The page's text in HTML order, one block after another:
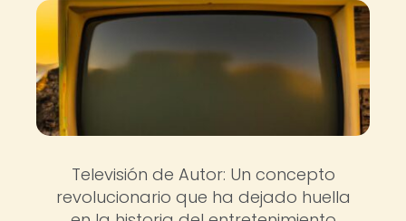
Televisión de Autor: Un concepto
revolucionario que ha dejado huella